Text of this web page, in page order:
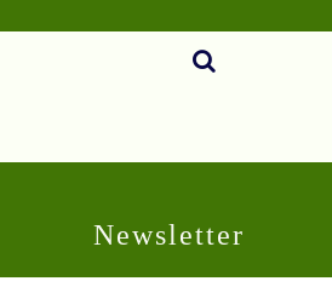
Newsletter